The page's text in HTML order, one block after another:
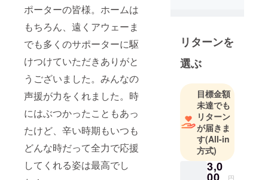
ポーターの皆様。ホームは
もちろん、遠くアウェーま
でも多くのサポーターに駆
けつけていただきありがと
うございました。みんなの
声援が力をくれました。時
にはぶつかったこともあっ
たけど、辛い時期もいつも
どんな時だって全力で応援
してくれる姿は最高でし
（コンサ
ドーレ）」
は、一般公
募によって
決定され
た。コンサ
ドーレの意
味は道民を
意味する
「道産子
（読:どさん
リターンを
選ぶ
目標金額
未達でも
リターン
が届きま
す(All-in
方式)
3,0
00 円